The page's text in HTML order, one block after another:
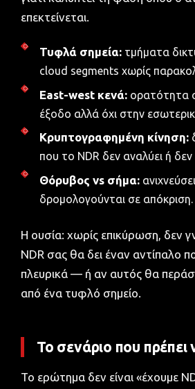
επεκτείνεται.
Τυφλά σημεία: τμήματα
cloud segments χωρίς
East-west κενά: ορατότητα
έξοδο αλλά όχι στην
Κρυπτογραφημένη κίνηση:
που το NDR δεν αναλύει ή δεν
Θόρυβος vs σήμα:
δρομολογούνται σε απόκριση.
Η ουσία: χωρίς επικύρωση, δεν
NDR σας θα δει έναν αντίπαλο
πλευρικά — ή αν αυτός θα
από ένα τυφλό σημείο.
Το σενάριο που πρέπει
Το ερώτημα δεν είναι «έχουμε